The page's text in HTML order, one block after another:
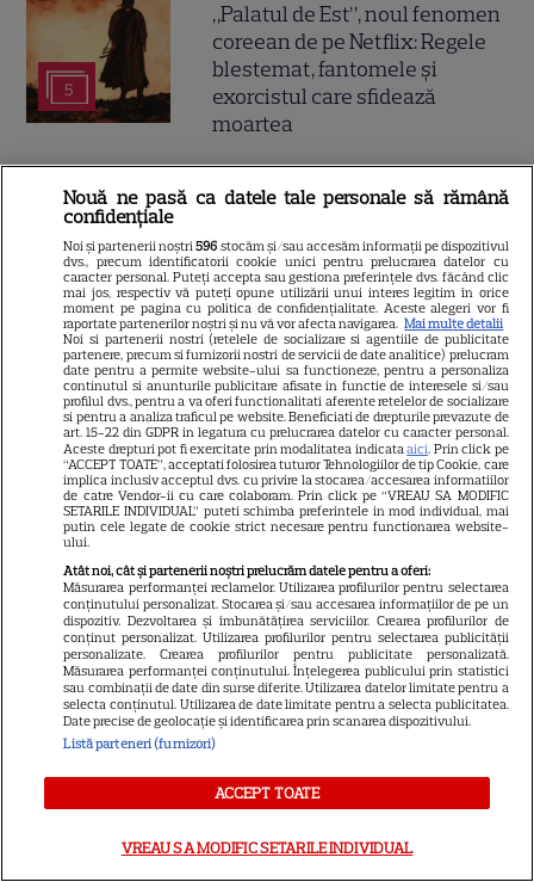
5
„Palatul de Est”, noul fenomen
coreean de pe Netflix: Regele
blestemat, fantomele și
exorcistul care sfidează
moartea
PRIME VIDEO
„Coborâre întunecată”:
Producția claustrofobă de pe
Prime Video ce nu trebuie
ratată
18
DISNEY PLUS
Ce vedem pe streaming între
27 iulie și 2 august 2026:
Diavolul se îmbracă de la Prada
2 pe Disney+ și mari noutăți
3
DISNEY PLUS
Care-i buna și care-i reaua?
Emmy Rossum revine
spectaculos pe Disney+ în
thrillerul psihologic „Furie și
Nouă ne pasă ca datele tale personale să rămână
confidențiale
Noi și partenerii noștri596 stocăm și/sau accesăm informații pe dispozitivul
dvs., precum identificatorii cookie unici pentru prelucrarea datelor cu
caracter personal. Puteți accepta sau gestiona preferințele dvs. făcând clic
mai jos, respectiv vă puteți opune utilizării unui interes legitim în orice
moment pe pagina cu politica de confidențialitate. Aceste alegeri vor fi
raportate partenerilor noștri și nu vă vor afecta navigarea. Mai multe detalii
Noi si partenerii nostri (retelele de socializare si agentiile de publicitate
partenere, precum si furnizorii nostri de servicii de date analitice) prelucram
date pentru a permite website-ului sa functioneze, pentru a personaliza
continutul si anunturile publicitare afisate in functie de interesele si/sau
profilul dvs., pentru a va oferi functionalitati aferente retelelor de socializare
si pentru a analiza traficul pe website. Beneficiati de drepturile prevazute de
art. 15-22 din GDPR in legatura cu prelucrarea datelor cu caracter personal.
Aceste drepturi pot fi exercitate prin modalitatea indicataaici. Prin click pe
“ACCEPT TOATE”, acceptati folosirea tuturor Tehnologiilor de tip Cookie, care
implica inclusiv acceptul dvs. cu privire la stocarea/accesarea informatiilor
de catre Vendor-ii cu care colaboram. Prin click pe “VREAU SA MODIFIC
SETARILE INDIVIDUAL” puteti schimba preferintele in mod individual, mai
putin cele legate de cookie strict necesare pentru functionarea website-
ului.
Atât noi, cât și partenerii noștri prelucrăm datele pentru a oferi:
Măsurarea performanței reclamelor. Utilizarea profilurilor pentru selectarea
conținutului personalizat. Stocarea și/sau accesarea informațiilor de pe un
dispozitiv. Dezvoltarea și îmbunătățirea serviciilor. Crearea profilurilor de
conținut personalizat. Utilizarea profilurilor pentru selectarea publicității
personalizate. Crearea profilurilor pentru publicitate personalizată.
Măsurarea performanței conținutului. Înțelegerea publicului prin statistici
sau combinații de date din surse diferite. Utilizarea datelor limitate pentru a
selecta conținutul. Utilizarea de date limitate pentru a selecta publicitatea.
Date precise de geolocație și identificarea prin scanarea dispozitivului.
Listă parteneri (furnizori)
ACCEPT TOATE
VREAU SA MODIFIC SETARILE INDIVIDUAL